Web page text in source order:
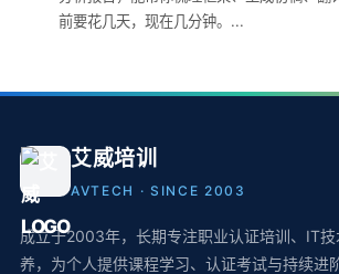
前要花几天，现在几分钟。...
艾威培训
AVTECH · SINCE 2003
成立于2003年，长期专注职业认证培训、IT
养，为个人提供课程学习、认证考试与持续进